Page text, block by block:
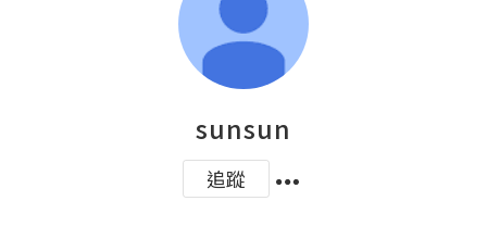
sunsun
追蹤